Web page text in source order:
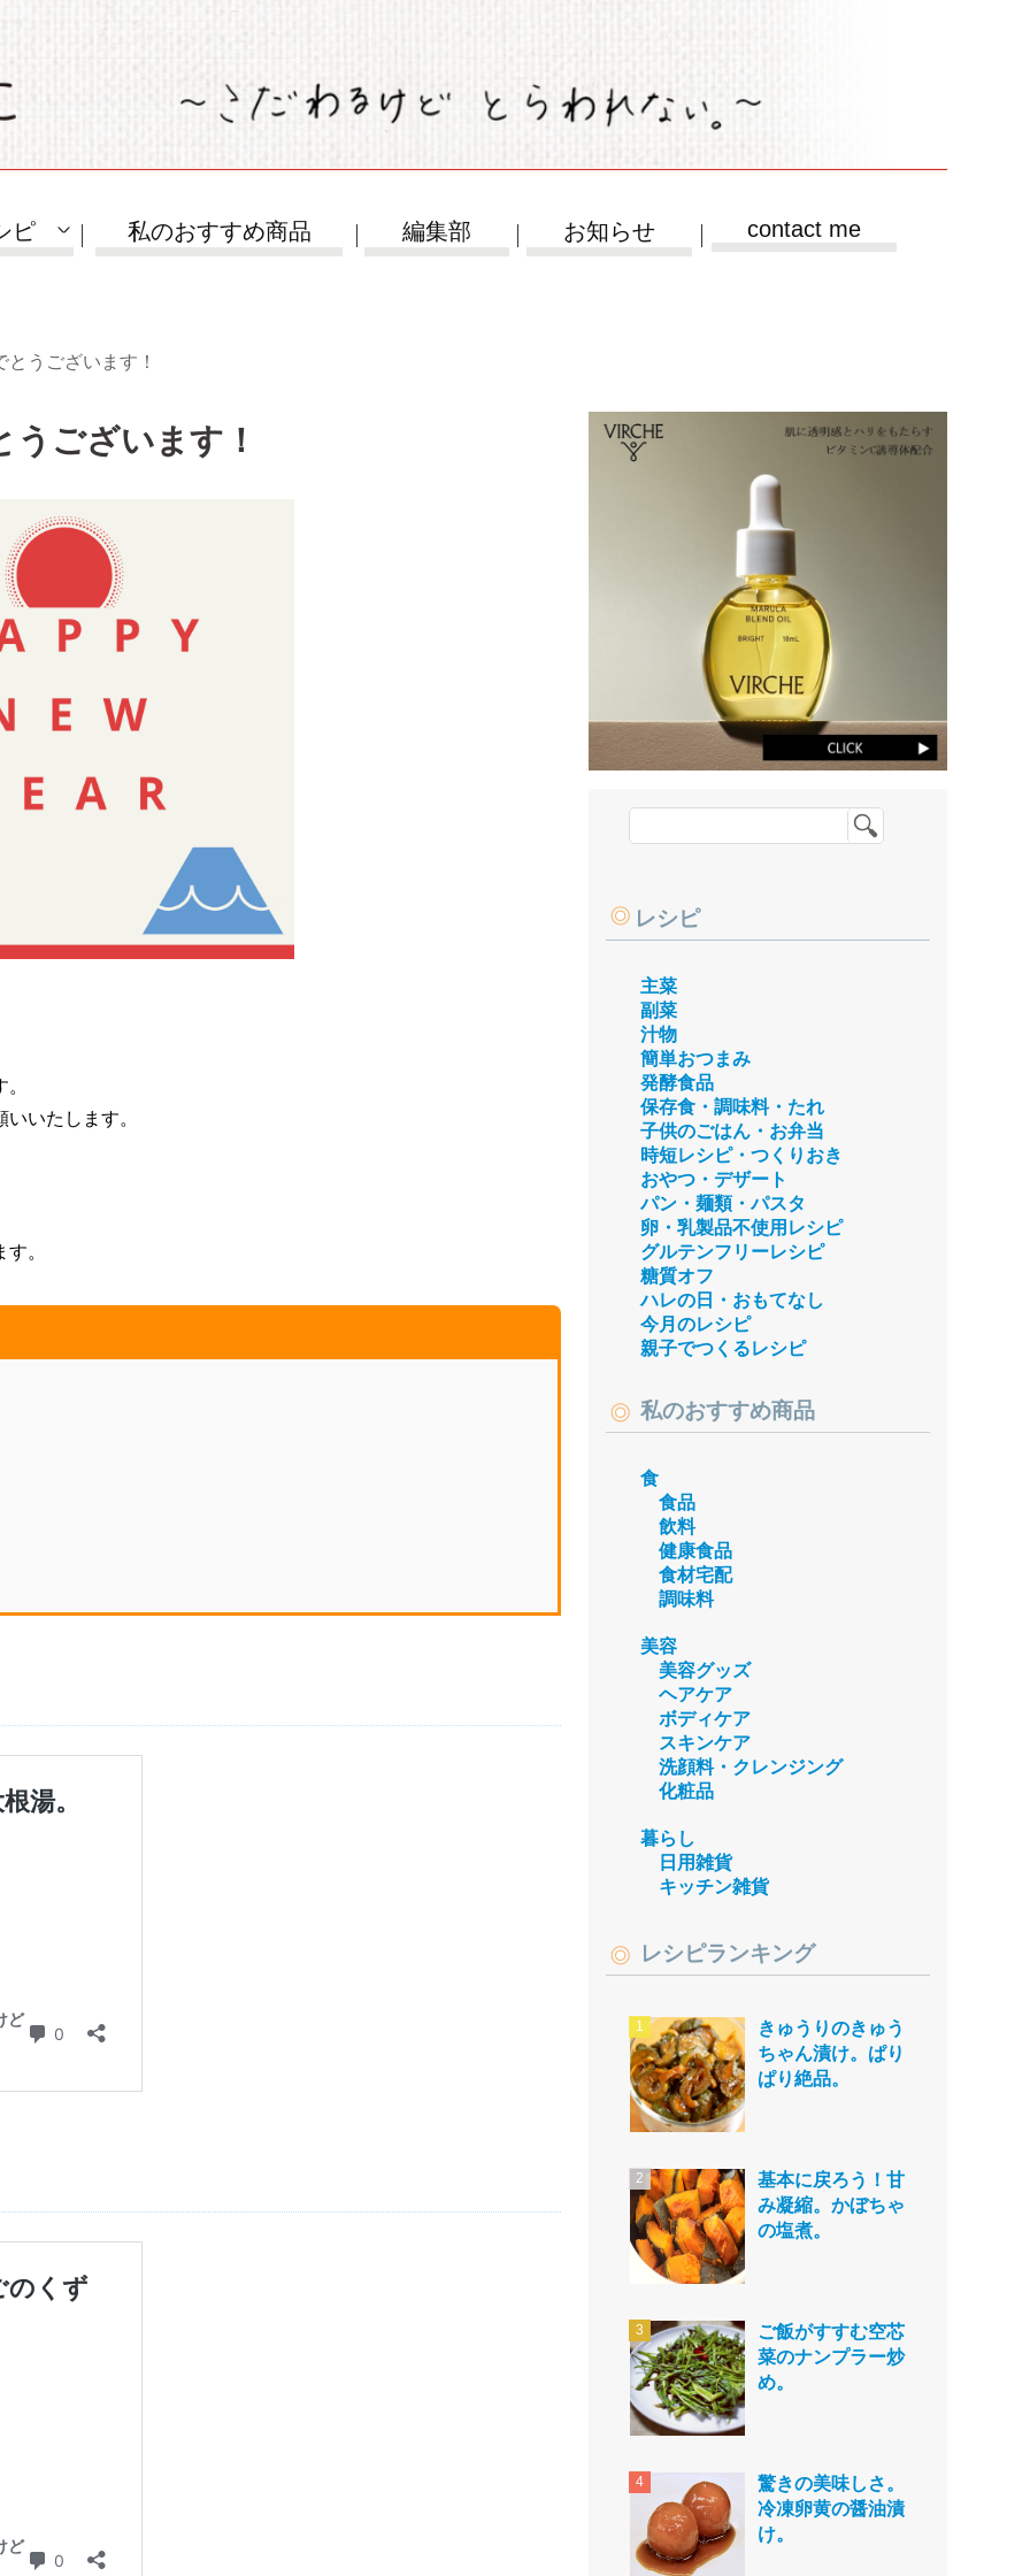
ピ 私のおすすめ商品 編集部 お知らせ contact me
うございます！
ございます！
いたします。
。
レシピ
主菜
副菜
汁物
簡単おつまみ
発酵食品
保存食・調味料・たれ
子供のごはん・お弁当
時短レシピ・つくりおき
おやつ・デザート
パン・麺類・パスタ
卵・乳製品不使用レシピ
グルテンフリーレシピ
糖質オフ
ハレの日・おもてなし
今月のレシピ
親子でつくるレシピ
私のおすすめ商品
食
食品
飲料
健康食品
食材宅配
調味料
美容
美容グッズ
ヘアケア
ボディケア
スキンケア
洗顔料・クレンジング
化粧品
暮らし
日用雑貨
キッチン雑貨
レシピランキング
きゅうりのきゅう
ちゃん漬け。ぱり
ぱり絶品。
基本に戻ろう！甘
み凝縮。かぼちゃ
の塩煮。
ご飯がすすむ空芯
菜のナンプラー炒
め。
驚きの美味しさ。
冷凍卵黄の醤油漬
け。